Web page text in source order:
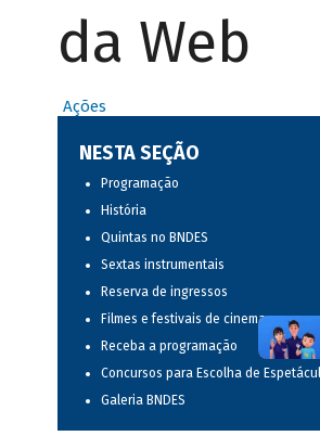
da Web
Ações
NESTA SEÇÃO
Programação
História
Quintas no BNDES
Sextas instrumentais
Reserva de ingressos
Filmes e festivais de cinema
Receba a programação
Concursos para Escolha de
Galeria BNDES